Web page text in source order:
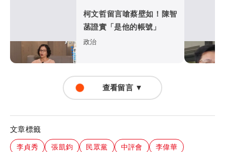
柯文哲留言嗆蔡壁如！陳智
菡證實「是他的帳號」
政治
查看留言 ▼
文章標籤
李貞秀 張凱鈞 民眾黨 中評會
李偉華